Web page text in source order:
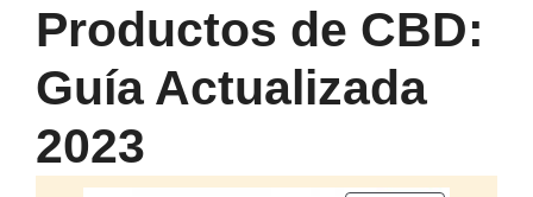
Productos de CBD:
Guía Actualizada
2023